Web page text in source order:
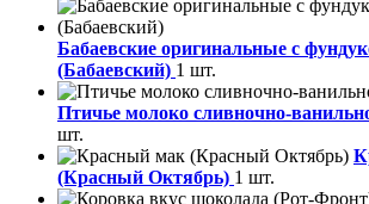
Бабаевские оригинальные с
(Бабаевский) 1 шт.
Птичье молоко сливночно-
шт.
(Красный Октябрь) 1 шт.